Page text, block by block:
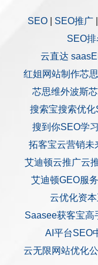
SEO SEO推广
SEO排
云直达
红姐网站制作芯
芯思维外波斯
搜索宝搜索优化
搜到你SEO学
拓客宝云营销未
艾迪顿云推广云
艾迪顿GEO服务
云优化资本
Saasee获客宝高
AI平台SEO
云无限网站优化